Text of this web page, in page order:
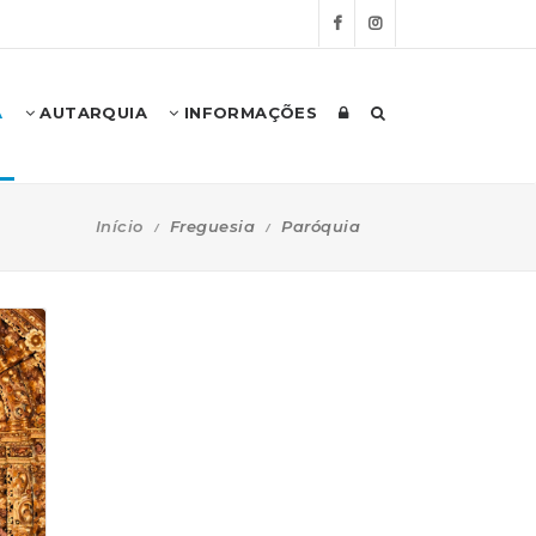
AUTARQUIA INFORMAÇÕES
Início Freguesia Paróquia